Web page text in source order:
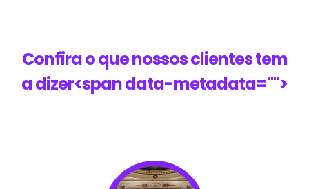
Confira o que nossos clientes tem
a dizer<span data-metadata="">